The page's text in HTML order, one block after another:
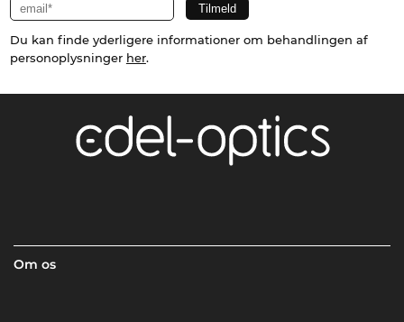
Du kan finde yderligere informationer om behandlingen af
personoplysninger her.
Om os